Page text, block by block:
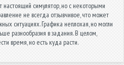
настоящий симулятор, но с некоторыми
не всегда отзывчивое, что может
ситуациях. Графика неплохая, но могли
разнообразия в задания. В целом,
время, но есть куда расти.